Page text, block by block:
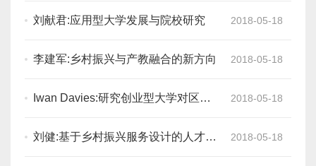
刘献君:应用型大学发展与院校研究 2018-05-18
李建军:乡村振兴与产教融合的新方向 2018-05-18
Iwan Davies:研究创业型大学对区域
2018-05-18
刘健:基于乡村振兴服务设计的人才培
2018-05-18